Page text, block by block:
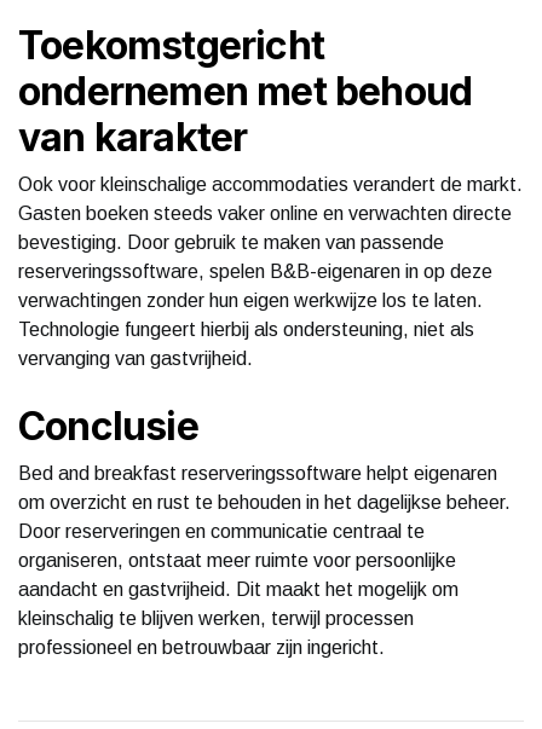
Toekomstgericht
ondernemen met behoud
van karakter
Ook voor kleinschalige accommodaties verandert de markt.
Gasten boeken steeds vaker online en verwachten directe
bevestiging. Door gebruik te maken van passende
reserveringssoftware, spelen B&B-eigenaren in op deze
verwachtingen zonder hun eigen werkwijze los te laten.
Technologie fungeert hierbij als ondersteuning, niet als
vervanging van gastvrijheid.
Conclusie
Bed and breakfast reserveringssoftware helpt eigenaren
om overzicht en rust te behouden in het dagelijkse beheer.
Door reserveringen en communicatie centraal te
organiseren, ontstaat meer ruimte voor persoonlijke
aandacht en gastvrijheid. Dit maakt het mogelijk om
kleinschalig te blijven werken, terwijl processen
professioneel en betrouwbaar zijn ingericht.